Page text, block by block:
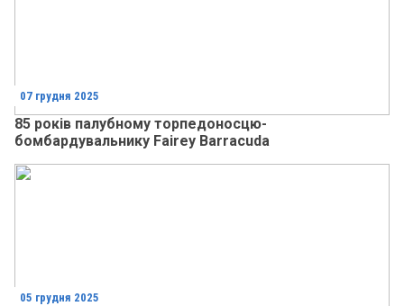
07 грудня 2025
85 років палубному торпедоносцю-
бомбардувальнику Fairey Barracuda
05 грудня 2025